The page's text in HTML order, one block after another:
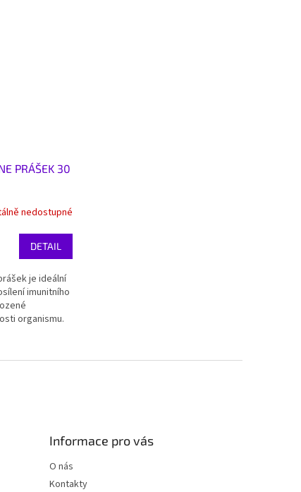
PRÁŠEK 30
nedostupné
DETAIL
je ideální
imunitního
organismu.
Informace pro vás
O nás
Kontakty